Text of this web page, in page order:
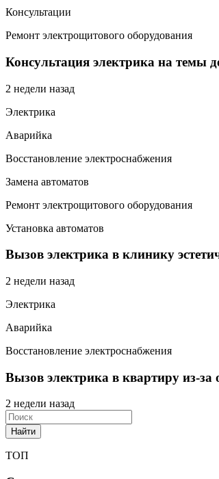
Консультации
Ремонт электрощитового оборудования
Консультация электрика на темы
2 недели назад
Электрика
Аварийка
Восстановление электроснабжения
Замена автоматов
Ремонт электрощитового оборудования
Установка автоматов
Вызов электрика в клинику
2 недели назад
Электрика
Аварийка
Восстановление электроснабжения
Вызов электрика в квартиру из-за
2 недели назад
Найти
ТОП